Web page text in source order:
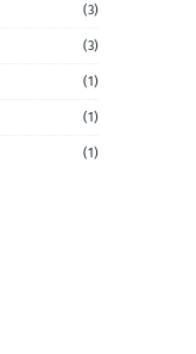
(3)
(3)
(1)
(1)
(1)